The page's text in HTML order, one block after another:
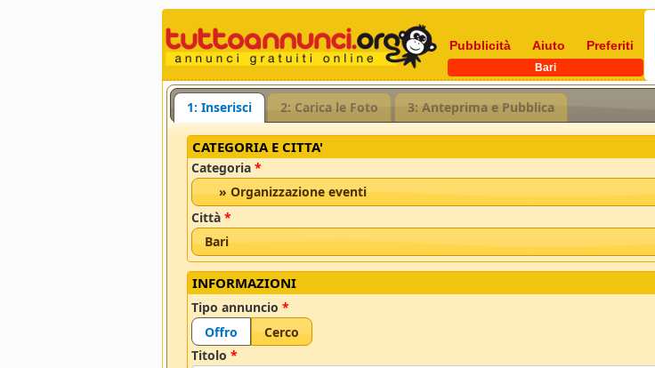
Pubblicità Aiuto Preferiti
Bari
1: Inserisci 2: Carica le Foto 3: Anteprima e Pubblica
CATEGORIA E CITTA'
Categoria*
» Organizzazione eventi
Città*
Bari
INFORMAZIONI
Tipo annuncio*
Offro
Cerco
Titolo*